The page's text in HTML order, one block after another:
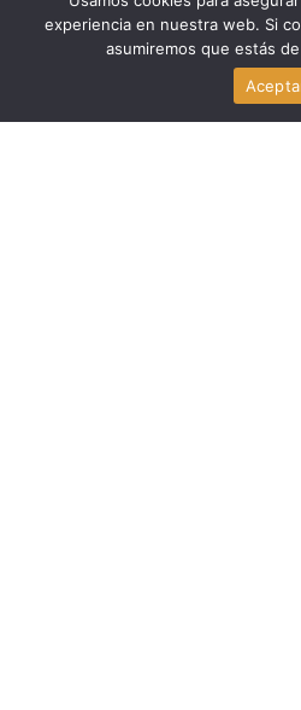
Juez federal bloquea la
falta de vivienda en EE.UU.
experiencia en nuestra web. Si
asumiremos que estás